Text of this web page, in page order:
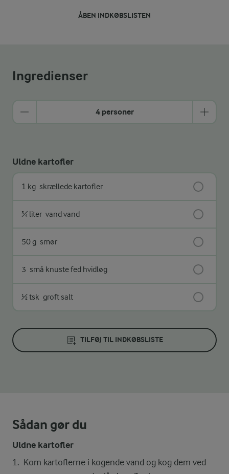
ÅBEN INDKØBSLISTEN
Ingredienser
4 personer
Uldne kartofler
1 kg skrællede kartofler
¾ liter vand vand
50 g smør
3 små knuste fed hvidløg
½ tsk groft salt
TILFØJ TIL INDKØBSLISTE
Sådan gør du
Uldne kartofler
Kom kartoflerne i kogende vand og kog dem ved